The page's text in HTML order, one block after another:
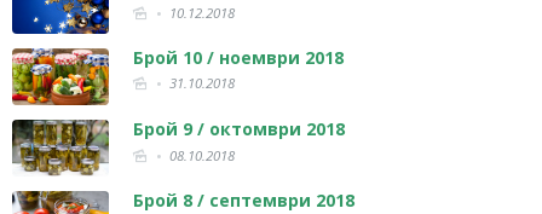
10.12.2018
Брой 10 / ноември 2018
31.10.2018
Брой 9 / октомври 2018
08.10.2018
Брой 8 / септември 2018